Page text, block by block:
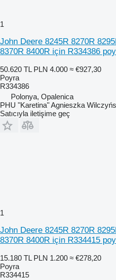
1
John Deere 8245R 8270R
8370R 8400R için R334386
50.620 TL PLN 4.000 ≈ €927,30
Poyra
R334386
Polonya, Opalenica
PHU "Karetina" Agnieszka
Satıcıyla iletişime geç
1
John Deere 8245R 8270R
8370R 8400R için R334415
15.180 TL PLN 1.200 ≈ €278,20
Poyra
R334415